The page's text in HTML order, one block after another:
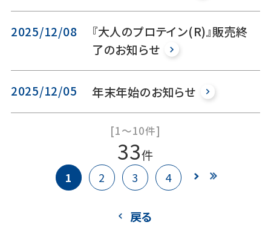
2025/12/08
『大人のプロテイン(R)』販売終
了のお知らせ
2025/12/05 年末年始のお知らせ
[1～10件]
33件
1 2 3 4